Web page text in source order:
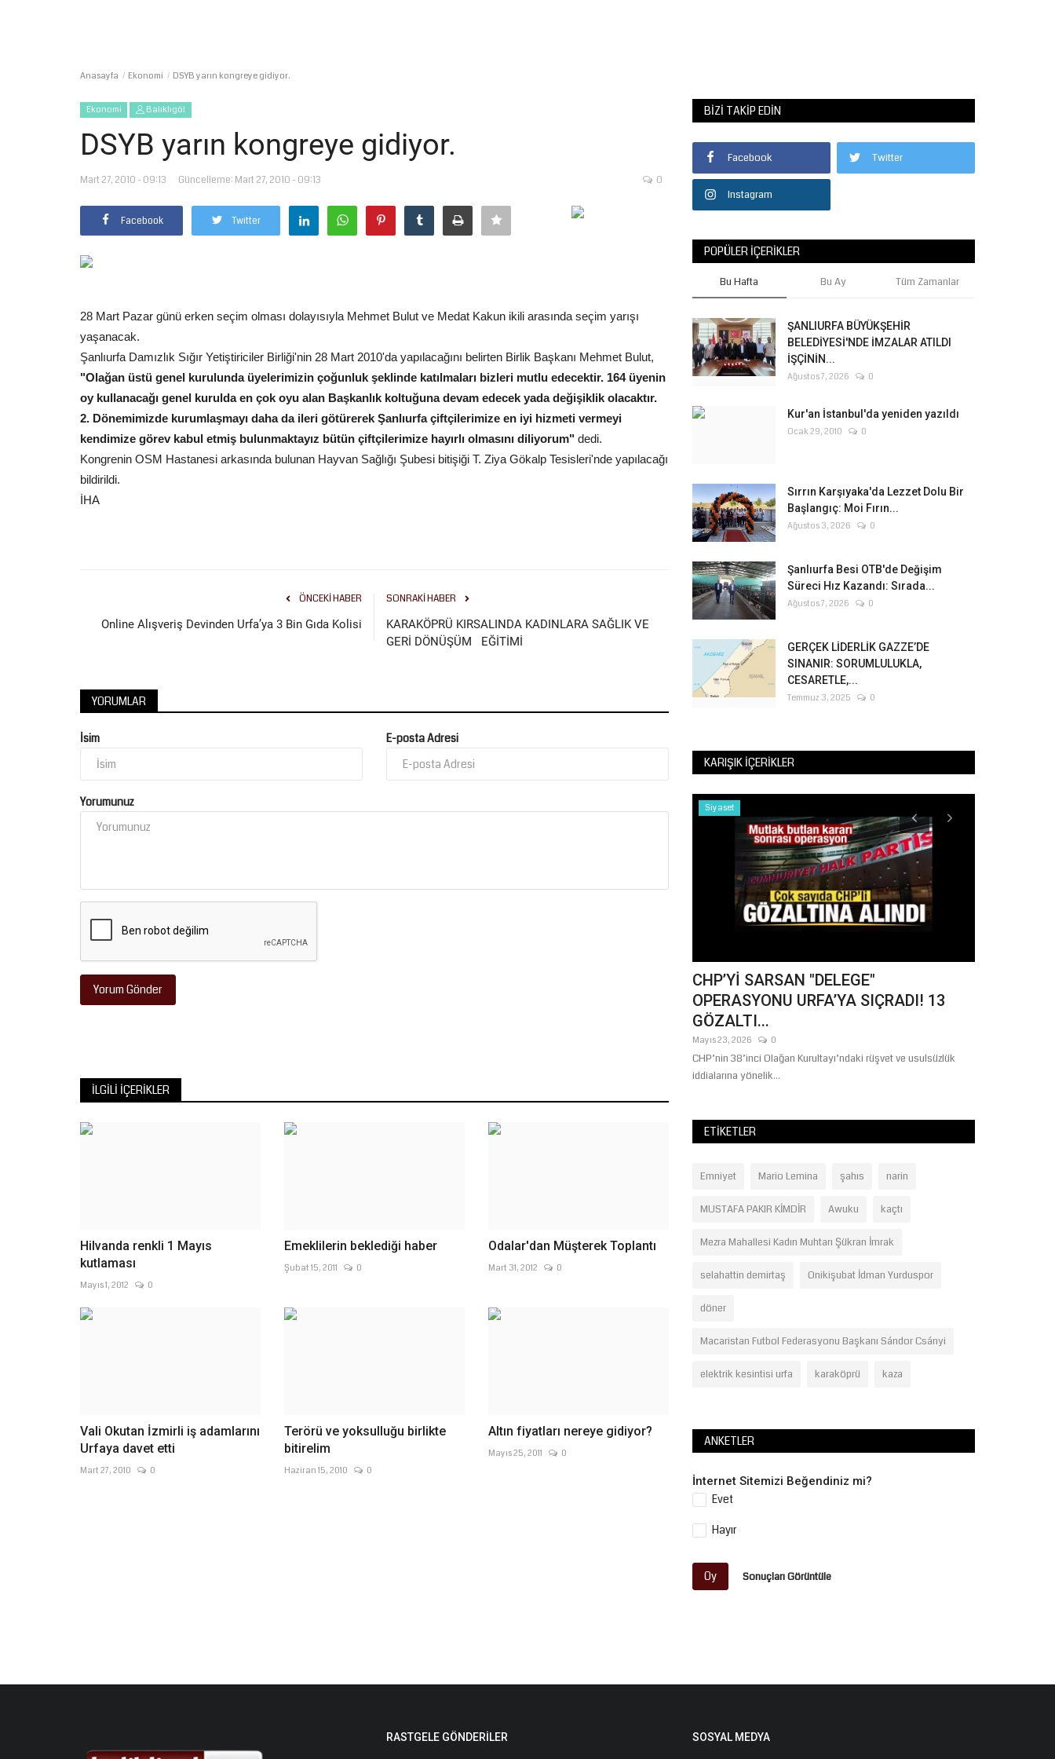
Anasayfa Ekonomi DSYB yarın kongreye gidiyor.
Ekonomi Balıklıgöl
DSYB yarın kongreye gidiyor.
Mart 27, 2010 - 09:13 Güncelleme: Mart 27, 2010 - 09:13 0
Facebook Twitter
28 Mart Pazar günü erken seçim olması dolayısıyla Mehmet Bulut ve Medat Kakun ikili arasında seçim yarışı
yaşanacak.
Şanlıurfa Damızlık Sığır Yetiştiriciler Birliği'nin 28 Mart 2010'da yapılacağını belirten Birlik Başkanı Mehmet Bulut,
"Olağan üstü genel kurulunda üyelerimizin çoğunluk şeklinde katılmaları bizleri mutlu edecektir. 164 üyenin
oy kullanacağı genel kurulda en çok oyu alan Başkanlık koltuğuna devam edecek yada değişiklik olacaktır.
2. Dönemimizde kurumlaşmayı daha da ileri götürerek Şanlıurfa çiftçilerimize en iyi hizmeti vermeyi
kendimize görev kabul etmiş bulunmaktayız bütün çiftçilerimize hayırlı olmasını diliyorum" dedi.
Kongrenin OSM Hastanesi arkasında bulunan Hayvan Sağlığı Şubesi bitişiği T. Ziya Gökalp Tesisleri'nde yapılacağı
bildirildi.
İHA
ÖNCEKI HABER
Online Alışveriş Devinden Urfa’ya 3 Bin Gıda Kolisi
SONRAKI HABER
KARAKÖPRÜ KIRSALINDA KADINLARA SAĞLIK VE
GERİ DÖNÜŞÜM EĞİTİMİ
YORUMLAR
İsim E-posta Adresi
Yorumunuz
Yorum Gönder
İLGILI İÇERIKLER
Hilvanda renkli 1 Mayıs
kutlaması
Mayıs 1, 2012 0
Emeklilerin beklediği haber
Şubat 15, 2011 0
Odalar'dan Müşterek Toplantı
Mart 31, 2012 0
Vali Okutan İzmirli iş adamlarını
Urfaya davet etti
Mart 27, 2010 0
Terörü ve yoksulluğu birlikte
bitirelim
Haziran 15, 2010 0
Altın fiyatları nereye gidiyor?
Mayıs 25, 2011 0
BIZI TAKIP EDIN
Facebook Twitter
Instagram
POPÜLER İÇERIKLER
Bu Hafta Bu Ay Tüm Zamanlar
ŞANLIURFA BÜYÜKŞEHİR
BELEDİYESİ'NDE İMZALAR ATILDI
İŞÇİNİN...
Ağustos 7, 2026 0
Kur'an İstanbul'da yeniden yazıldı
Ocak 29, 2010 0
Sırrın Karşıyaka'da Lezzet Dolu Bir
Başlangıç: Moi Fırın...
Ağustos 3, 2026 0
Şanlıurfa Besi OTB'de Değişim
Süreci Hız Kazandı: Sırada...
Ağustos 7, 2026 0
GERÇEK LİDERLİK GAZZE’DE
SINANIR: SORUMLULUKLA,
CESARETLE,...
Temmuz 3, 2025 0
KARIŞIK İÇERIKLER
İMPARATOR İBRAHİM TATLISES'İN
EVLAT SAVAŞI: SERVETİMİ
ve Ahmet Tatlıses’e...
Siyaset
CHP’Yİ SARSAN "DELEGE"
OPERASYONU URFA’YA SIÇRADI! 13
GÖZALTI...
Mayıs 23, 2026 0
CHP’nin 38’inci Olağan Kurultayı’ndaki rüşvet ve usulsüzlük
iddialarına yönelik...
ETIKETLER
Emniyet Mario Lemina şahıs narin
MUSTAFA PAKIR KİMDİR Awuku kaçtı
Mezra Mahallesi Kadın Muhtarı Şükran İmrak
selahattin demirtaş Onikişubat İdman Yurduspor
döner
Macaristan Futbol Federasyonu Başkanı Sándor Csányi
elektrik kesintisi urfa karaköprü kaza
ANKETLER
İnternet Sitemizi Beğendiniz mi?
Evet
Hayır
Oy Sonuçları Görüntüle
RASTGELE GÖNDERILER SOSYAL MEDYA